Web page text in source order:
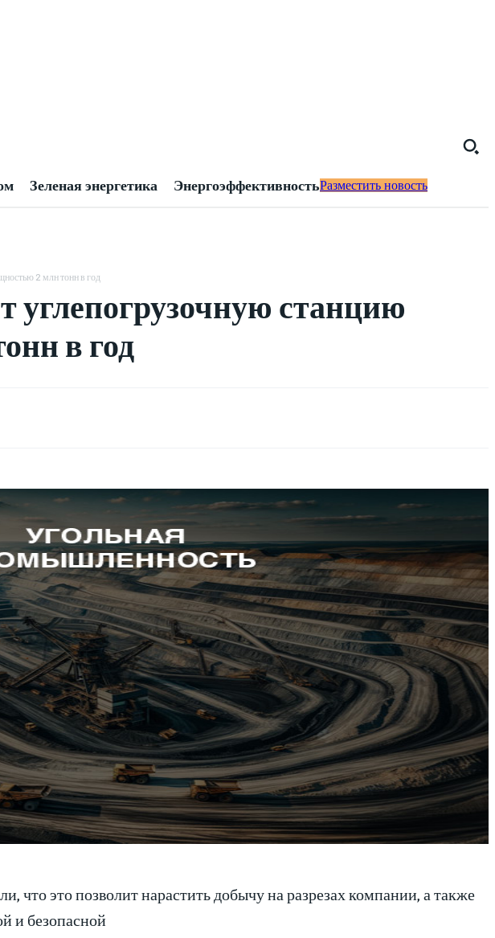
Зеленая энергетика ЭнергоэффективностьРазместить новость
2 млн тонн в год
углепогрузочную станцию
в год
что это позволит нарастить добычу на разрезах компании, а также
и безопасной